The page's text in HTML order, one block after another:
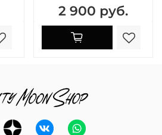
2 900 руб.